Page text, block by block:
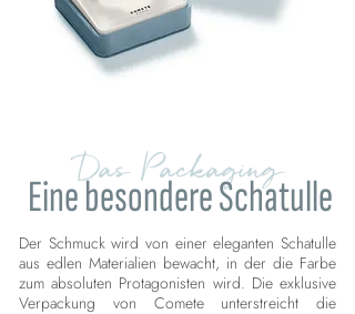
Das Packaging
Eine besondere Schatulle
Der Schmuck wird von einer eleganten Schatulle
aus edlen Materialien bewacht, in der die Farbe
zum absoluten Protagonisten wird. Die exklusive
Verpackung von Comete unterstreicht die